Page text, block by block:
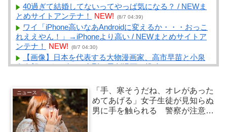
40過ぎて結婚してないってやっぱ気になる？ / NEWま
とめサイトアンテナ！
NEW! (8/7 04:39)
ワイ「iPhone高いなあAndroidに変えるか・・・おっこ
れええやん！」→iPhoneより高い / NEWまとめサイトア
ンテナ！
NEW! (8/7 04:30)
【画像】日本を代表する大物漫画家、高市早苗と小泉
進次郎にガチギレ 痛烈な風刺漫画を投稿 / NEWまとめ
情シス「不審メールのURLはクリックするなよ！」同
僚「ふむ、ではURLをコピーしてブラウザに貼り付け
て…っと」 / VIP・ネタ・オールジャンル – New World
Antenna NEW! (8/7 04:27)
ゼット世代って今の14～30歳前後？ / まとめるZ
ニュース
「手、寒そうだね、オレがあった
めてあげる」女子生徒が見知らぬ
男に手を触られる 警察が注意を